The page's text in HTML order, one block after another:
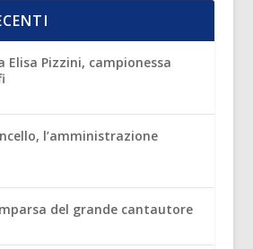
Elisa Pizzini, campionessa
l’amministrazione
del grande cantautore